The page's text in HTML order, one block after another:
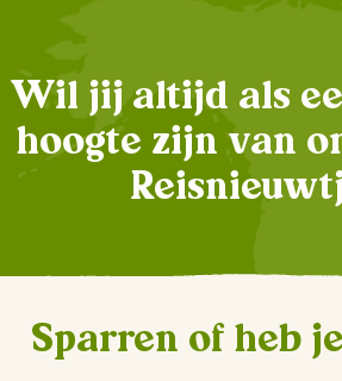
Wil jij altijd als
hoogte zijn van
Sparren of heb